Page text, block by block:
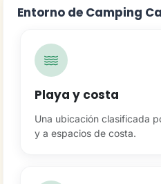
Entorno de Camping
Playa y costa
Una ubicación clasificada
y a espacios de costa.